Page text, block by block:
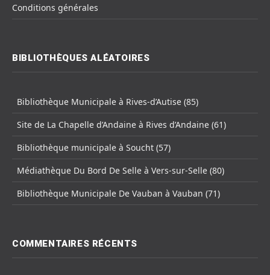
Conditions générales
BIBLIOTHÈQUES ALÉATOIRES
Bibliothèque Municipale à Rives-d’Autise (85)
Site de La Chapelle d’Andaine à Rives d’Andaine (61)
Bibliothèque municipale à Soucht (57)
Médiathèque Du Bord De Selle à Vers-sur-Selle (80)
Bibliothèque Municipale De Vauban à Vauban (71)
COMMENTAIRES RÉCENTS